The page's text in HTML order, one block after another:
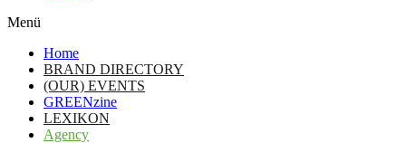
Menü
Home
BRAND DIRECTORY
(OUR) EVENTS
GREENzine
LEXIKON
Agency